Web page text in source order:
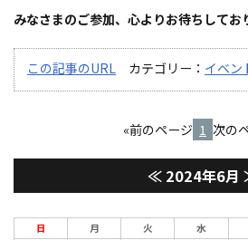
みなさまのご参加、心よりお待ちしてお
この記事のURL カテゴリー： イベン
«前のページ 1 次の
≪ 2024年6月
日 月 火 水